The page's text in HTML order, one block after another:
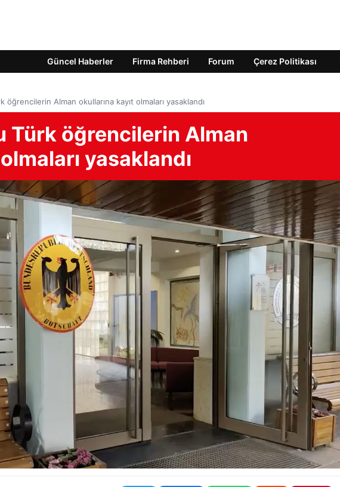
Güncel Haberler Firma Rehberi Forum Çerez Politikası
Alman okullarına kayıt olmaları yasaklandı
Türk öğrencilerin Alman
yasaklandı